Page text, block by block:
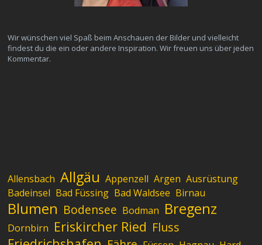
Wir wünschen viel Spaß beim Anschauen der Bilder und vielleicht
findest du die ein oder andere Inspiration. Wir freuen uns über jeden
Kommentar.
Allensbach Allgäu Appenzell Argen Ausrüstung
Badeinsel Bad Füssing Bad Waldsee Birnau
Blumen Bodensee Bodman Bregenz
Dornbirn Eriskircher Ried Fluss